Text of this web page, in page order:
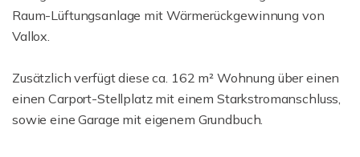
Raum-Lüftungsanlage mit Wärmerückgewinnung von
Vallox.
Zusätzlich verfügt diese ca. 162 m² Wohnung über einen
einen Carport-Stellplatz mit einem Starkstromanschluss,
sowie eine Garage mit eigenem Grundbuch.